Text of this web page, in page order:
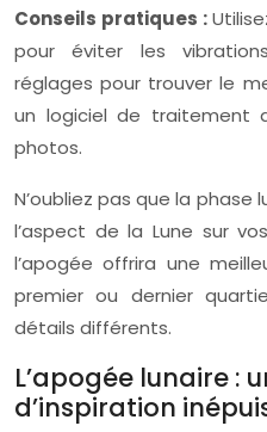
Conseils pratiques :
pour éviter les
réglages pour trouver le
un logiciel de traitement
photos.
N’oubliez pas que la phase
l’aspect de la Lune sur
l’apogée offrira une
premier ou dernier
détails différents.
L’apogée lunaire :
d’inspiration